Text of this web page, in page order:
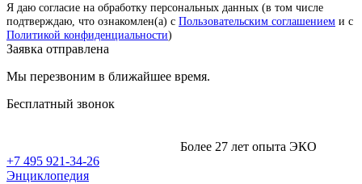
Я даю согласие на обработку персональных данных (в том числе
подтверждаю, что ознакомлен(а) с Пользовательским соглашением и с
Политикой конфиденциальности)
Заявка отправлена
Мы перезвоним в ближайшее время.
Бесплатный звонок
Более 27 лет опыта ЭКО
+7 495 921-34-26
Энциклопедия